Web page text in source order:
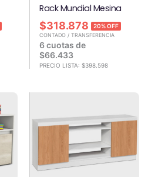
Rack Mundial Mesina
$318.878 20% OFF
CONTADO / TRANSFERENCIA
6 cuotas de
$66.433
PRECIO LISTA: $398.598